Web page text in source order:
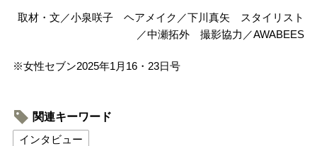
取材・文／小泉咲子 ヘアメイク／下川真矢 スタイリスト
／中瀬拓外 撮影協力／AWABEES
※女性セブン2025年1月16・23日号
関連キーワード
インタビュー